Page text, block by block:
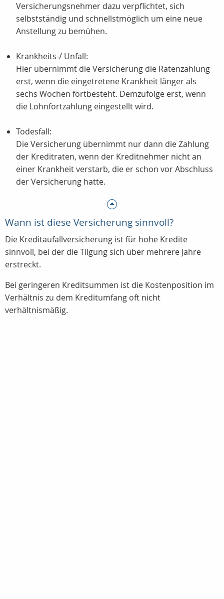
Versicherungsnehmer dazu verpflichtet, sich
selbstständig und schnellstmöglich um eine neue
Anstellung zu bemühen.
Krankheits-/ Unfall:
Hier übernimmt die Versicherung die Ratenzahlung
erst, wenn die eingetretene Krankheit länger als
sechs Wochen fortbesteht. Demzufolge erst, wenn
die Lohnfortzahlung eingestellt wird.
Todesfall:
Die Versicherung übernimmt nur dann die Zahlung
der Kreditraten, wenn der Kreditnehmer nicht an
einer Krankheit verstarb, die er schon vor Abschluss
der Versicherung hatte.
Wann ist diese Versicherung sinnvoll?
Die Kreditaufallversicherung ist für hohe Kredite
sinnvoll, bei der die Tilgung sich über mehrere Jahre
erstreckt.
Bei geringeren Kreditsummen ist die Kostenposition im
Verhältnis zu dem Kreditumfang oft nicht
verhältnismäßig.